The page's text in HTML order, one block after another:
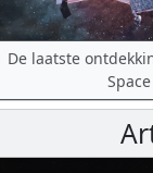
De laatste